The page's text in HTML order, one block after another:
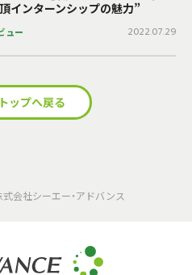
インターンシップの魅力”
ュー 2022.07.29
ップへ戻る
会社シーエー・アドバンス